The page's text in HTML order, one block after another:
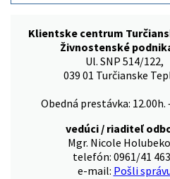
Klientske centrum
Živnostenské
Ul. SNP 514/122,
039 01 Turčianske
Obedná prestávka: 12.00h.
vedúci / riaditeľ
Mgr. Nicole
telefón: 0961/41
e-mail: Pošli